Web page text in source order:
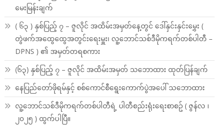
မေးမြန်းချက်
( ၆၃ ) နှစ်ပြည့် ၇ – ဇူလိုင် အထိမ်းအမှတ်နေ့တွင် ဒေါ်နှင်းနှင်းမွှေး (
တွဲဖက်အထွေထွေအတွင်းရေးမှူး၊ လူ့ဘောင်သစ်ဒီမိုကရက်တစ်ပါတီ –
DPNS ) ၏ အမှတ်တရစကား
(၆၃) နှစ်ပြည့် ၇ – ဇူလိုင် အထိမ်းအမှတ် သဘောထား ထုတ်ပြန်ချက်
နေပြည်တော်ဖိုရမ်နှင့် စစ်ကောင်စီရွေးကောက်ပွဲအပေါ် သဘောထား
လူ့ဘောင်သစ်ဒီမိုကရက်တစ်ပါတီရဲ့ ပါတီစည်းရုံးရေးစာစဥ် ( ဇွန်လ ၊
၂၀၂၅ ) ထွက်ပါပြီ။